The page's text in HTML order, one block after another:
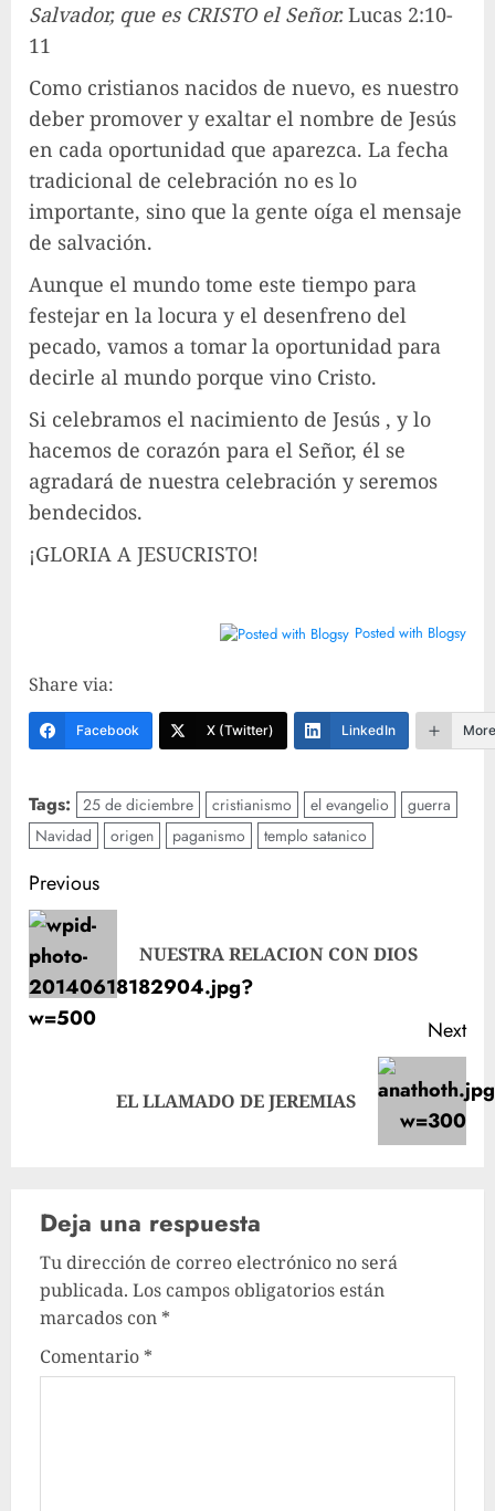
Salvador, que es CRISTO el Señor.Lucas 2:10-
11
Como cristianos nacidos de nuevo, es nuestro
deber promover y exaltar el nombre de Jesús
en cada oportunidad que aparezca. La fecha
tradicional de celebración no es lo
importante, sino que la gente oíga el mensaje
de salvación.
Aunque el mundo tome este tiempo para
festejar en la locura y el desenfreno del
pecado, vamos a tomar la oportunidad para
decirle al mundo porque vino Cristo.
Si celebramos el nacimiento de Jesús , y lo
hacemos de corazón para el Señor, él se
agradará de nuestra celebración y seremos
bendecidos.
¡GLORIA A JESUCRISTO!
Posted with Blogsy
Share via:
Facebook X (Twitter) LinkedIn More
Tags: 25 de diciembre cristianismo el evangelio
guerra
Navidad
origen paganismo templo satanico
Post
navigation
Previous
NUESTRA RELACION CON DIOS
Next
EL LLAMADO DE JEREMIAS
Deja una respuesta
Tu dirección de correo electrónico no será
publicada. Los campos obligatorios están
marcados con *
Comentario *